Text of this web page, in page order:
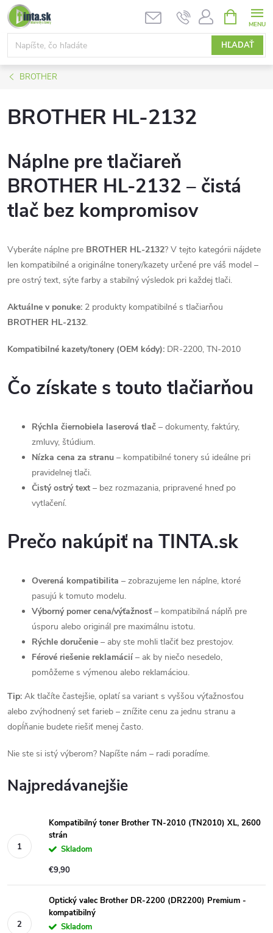
Prejsť
na
obsah
HĽADAŤ
KOŠÍK
BROTHER
BROTHER HL-2132
Náplne pre tlačiareň
BROTHER HL-2132 – čistá
tlač bez kompromisov
Vyberáte náplne pre BROTHER HL-2132? V tejto kategórii nájdete
len kompatibilné a originálne tonery/kazety určené pre váš model –
pre ostrý text, sýte farby a stabilný výsledok pri každej tlači.
Aktuálne v ponuke: 2 produkty kompatibilné s tlačiarňou
BROTHER HL-2132.
Kompatibilné kazety/tonery (OEM kódy): DR-2200, TN-2010
Čo získate s touto tlačiarňou
Rýchla čiernobiela laserová tlač – dokumenty, faktúry,
zmluvy, štúdium.
Nízka cena za stranu – kompatibilné tonery sú ideálne pri
pravidelnej tlači.
Čistý ostrý text – bez rozmazania, pripravené hneď po
vytlačení.
Prečo nakúpiť na TINTA.sk
Overená kompatibilita – zobrazujeme len náplne, ktoré
pasujú k tomuto modelu.
Výborný pomer cena/výťažnosť – kompatibilná náplň pre
úsporu alebo originál pre maximálnu istotu.
Rýchle doručenie – aby ste mohli tlačiť bez prestojov.
Férové riešenie reklamácií – ak by niečo nesedelo,
pomôžeme s výmenou alebo reklamáciou.
Tip: Ak tlačíte častejšie, oplatí sa variant s vyššou výťažnosťou
alebo zvýhodnený set farieb – znížite cenu za jednu stranu a
dopĺňanie budete riešiť menej často.
Nie ste si istý výberom? Napíšte nám – radi poradíme.
Najpredávanejšie
Kompatibilný toner Brother TN-2010 (TN2010) XL, 2600
strán
Skladom
€9,90
Optický valec Brother DR-2200 (DR2200) Premium -
kompatibilný
Skladom